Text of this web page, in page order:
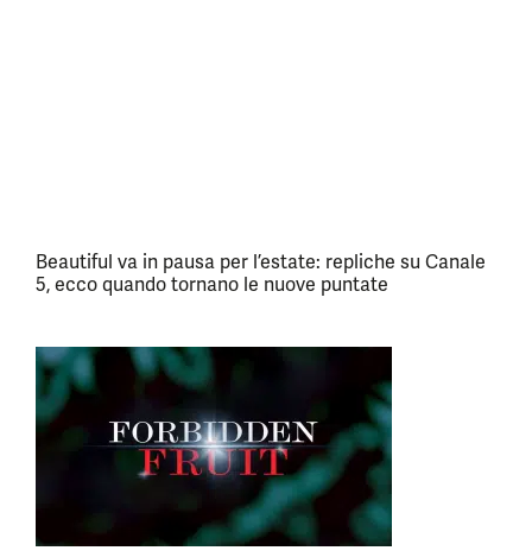
Beautiful va in pausa per l’estate: repliche su Canale
5, ecco quando tornano le nuove puntate